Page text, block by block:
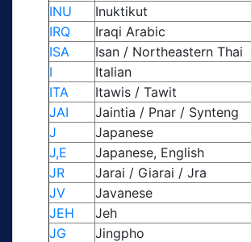
INU
Inuktikut
IRQ
Iraqi Arabic
ISA
Isan / Northeastern Thai
I
Italian
ITA
Itawis / Tawit
JAI
Jaintia / Pnar / Synteng
J
Japanese
J,E
Japanese, English
JR
Jarai / Giarai / Jra
JV
Javanese
JEH
Jeh
JG
Jingpho